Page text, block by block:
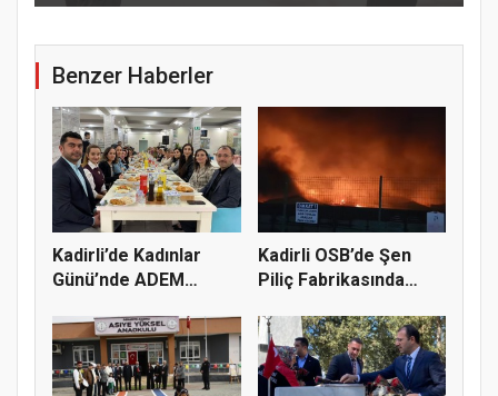
Benzer Haberler
Kadirli’de Kadınlar
Günü’nde ADEM
Kadirli OSB’de Şen
Piliç Fabrikasında